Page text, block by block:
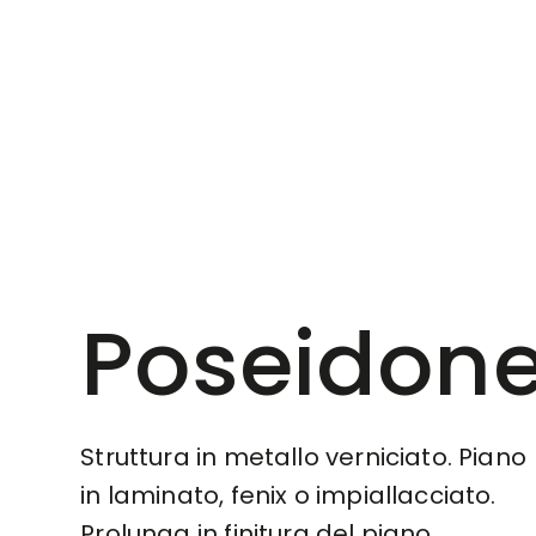
Struttura in metallo verniciato. Piano
in laminato, fenix o impiallacciato.